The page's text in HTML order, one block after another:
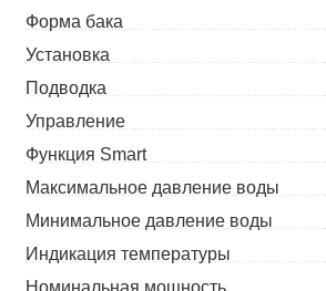
Форма бака
Установка
Подводка
Управление
Функция Smart
Максимальное давление воды
Минимальное давление воды
Индикация температуры